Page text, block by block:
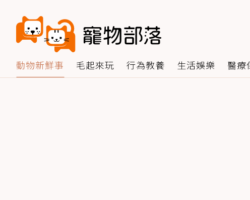
動物新鮮事 毛起來玩 行為教養 生活娛樂 醫療